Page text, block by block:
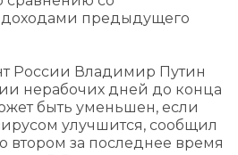
предыдущего
России Владимир Путин
нерабочих дней до конца
быть уменьшен, если
улучшится, сообщил
втором за последнее время